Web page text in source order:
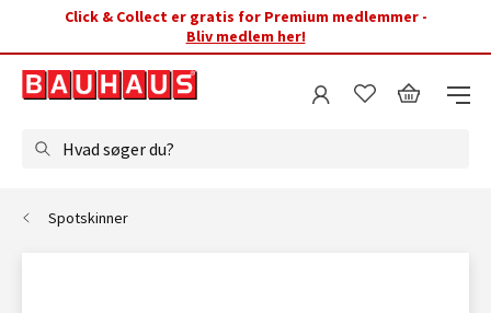
Click & Collect er gratis for Premium medlemmer -
Bliv medlem her!
Hvad søger du?
Spotskinner